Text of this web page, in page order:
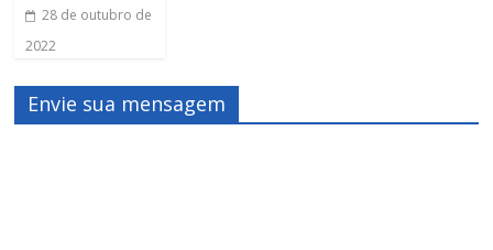
28 de outubro de
2022
Envie sua mensagem